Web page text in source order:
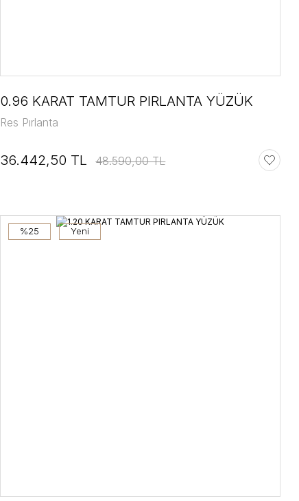
0.96 KARAT TAMTUR PIRLANTA YÜZÜK
Res Pırlanta
36.442,50 TL 48.590,00 TL
%25 Yeni